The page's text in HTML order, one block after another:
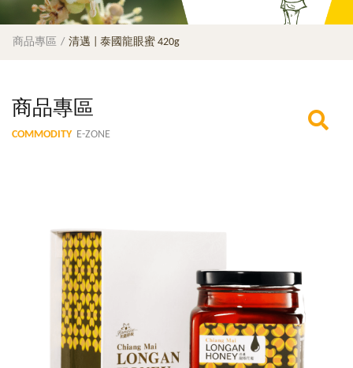
商品專區 清邁 | 泰國龍眼蜜 420g
商品專區
COMMODITY E-ZONE